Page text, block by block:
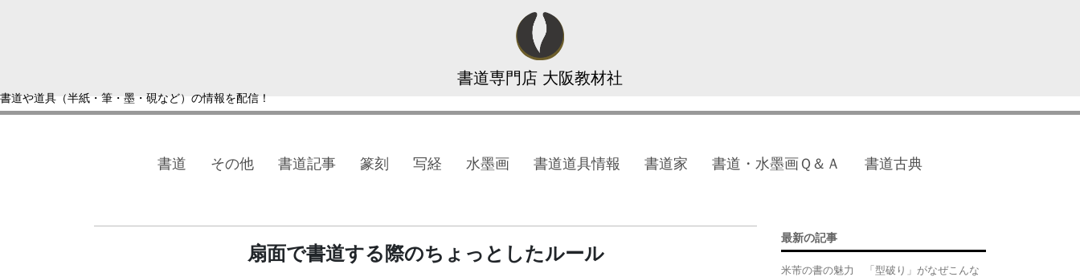
書道専門店 大阪教材社
書道や道具（半紙・筆・墨・硯など）の情報を配信！
書道 その他 書道記事 篆刻 写経 水墨画 書道道具情報 書道家 書道・水墨画Ｑ＆Ａ 書道古典
扇面で書道する際のちょっとしたルール
最新の記事
米芾の書の魅力 「型破り」がなぜこんな